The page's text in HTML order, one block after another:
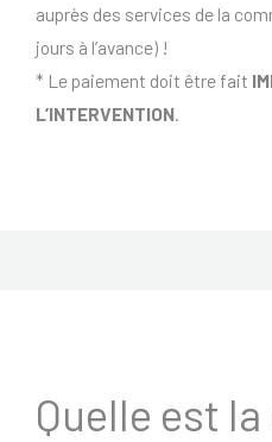
auprès des services de la
jours à l’avance) !
* Le paiement doit être fait
L’INTERVENTION
Quelle est